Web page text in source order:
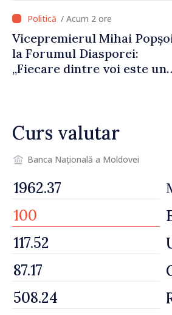
registrului naval național
/ Acum 2 ore
Vicepremierul Mihai
la Forumul Diasporei:
„Fiecare dintre voi este un
Curs valutar
Banca Națională a Moldovei